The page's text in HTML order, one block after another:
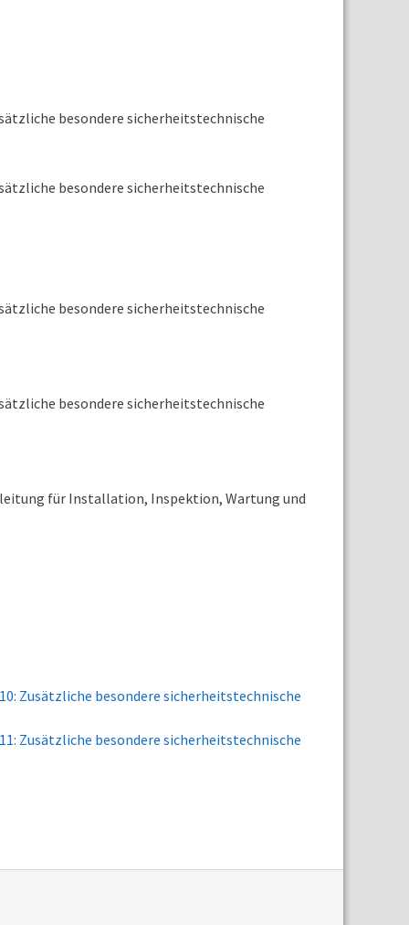
besondere sicherheitstechnische
besondere sicherheitstechnische
besondere sicherheitstechnische
besondere sicherheitstechnische
für Installation, Inspektion, Wartung und
Zusätzliche besondere sicherheitstechnische
Zusätzliche besondere sicherheitstechnische